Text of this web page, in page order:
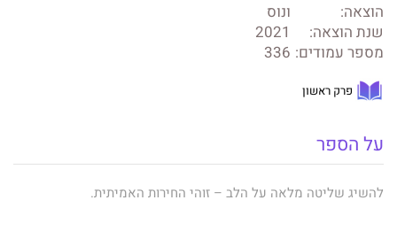
הוצאה:
ונוס
שנת הוצאה:
2021
מספר עמודים: 336
פרק ראשון
על הספר
להשיג שליטה מלאה על הלב – זוהי החירות האמיתית.